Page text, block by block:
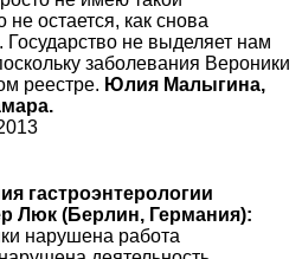
остается, как снова
не выделяет нам
заболевания Вероники
реестре. Юлия Малыгина,
гастроэнтерологии
Люк (Берлин, Германия):
нарушена работа